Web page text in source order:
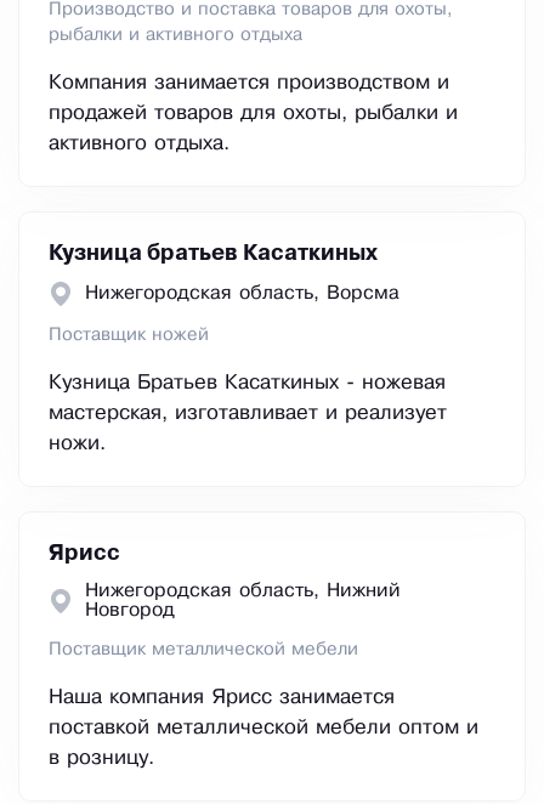
Производство и поставка товаров для охоты,
рыбалки и активного отдыха
Компания занимается производством и
продажей товаров для охоты, рыбалки и
активного отдыха.
Кузница братьев Касаткиных
Нижегородская область, Ворсма
Поставщик ножей
Кузница Братьев Касаткиных - ножевая
мастерская, изготавливает и реализует
ножи.
Ярисс
Нижегородская область, Нижний
Новгород
Поставщик металлической мебели
Наша компания Ярисс занимается
поставкой металлической мебели оптом и
в розницу.